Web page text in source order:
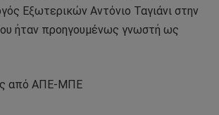
Εξωτερικών Αντόνιο Ταγιάνι στην
ήταν προηγουμένως γνωστή ως
από ΑΠΕ-ΜΠΕ